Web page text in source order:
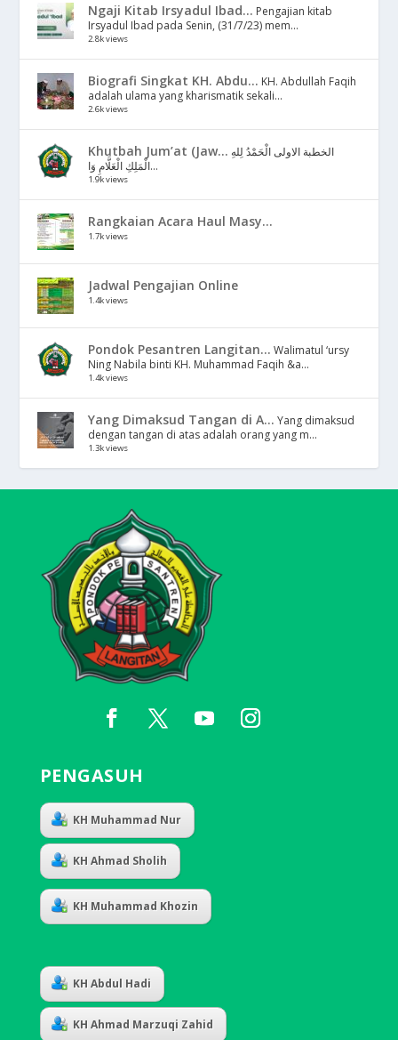
Ngaji Kitab Irsyadul Ibad... Pengajian kitab
Irsyadul Ibad pada Senin, (31/7/23) mem...
2.8k views
Biografi Singkat KH. Abdu... KH. Abdullah Faqih
adalah ulama yang kharismatik sekali...
2.6k views
Khutbah Jum’at (Jaw... الخطبة الاولى الْحَمْدُ لِلهِ
الْمَلِكِ الْعَلَّامِ وَا...
1.9k views
Rangkaian Acara Haul Masy...
1.7k views
Jadwal Pengajian Online
1.4k views
Pondok Pesantren Langitan... Walimatul ‘ursy
Ning Nabila binti KH. Muhammad Faqih &a...
1.4k views
Yang Dimaksud Tangan di A... Yang dimaksud
dengan tangan di atas adalah orang yang m...
1.3k views
PENGASUH
KH Muhammad Nur
KH Ahmad Sholih
KH Muhammad Khozin
KH Abdul Hadi
KH Ahmad Marzuqi Zahid